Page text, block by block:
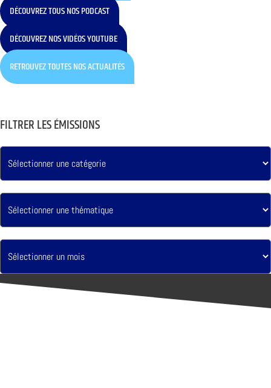
DÉCOUVREZ TOUS NOS PODCAST
DÉCOUVREZ NOS VIDÉOS YOUTUBE
RETROUVEZ TOUTES NOS ACTUALITÉS
FILTRER LES ÉMISSIONS